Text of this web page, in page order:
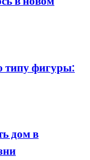
типу фигуры:
дом в